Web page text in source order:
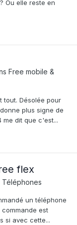
Ou elle reste en
Free mobile &
tout. Désolée pour
plus signe de
me dit que c'est...
flex
Téléphones
un téléphone
est
si avec cette...